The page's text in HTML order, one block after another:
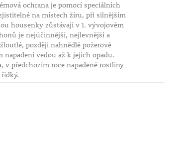
ochrana je pomocí speciálních
na místech žíru, při silnějším
housenky zůstávají v 1. vývojovém
je nejúčinnější, nejlevnější a
později nahnědlé požerové
vedou až k jejich opadu.
předchozím roce napadené rostliny